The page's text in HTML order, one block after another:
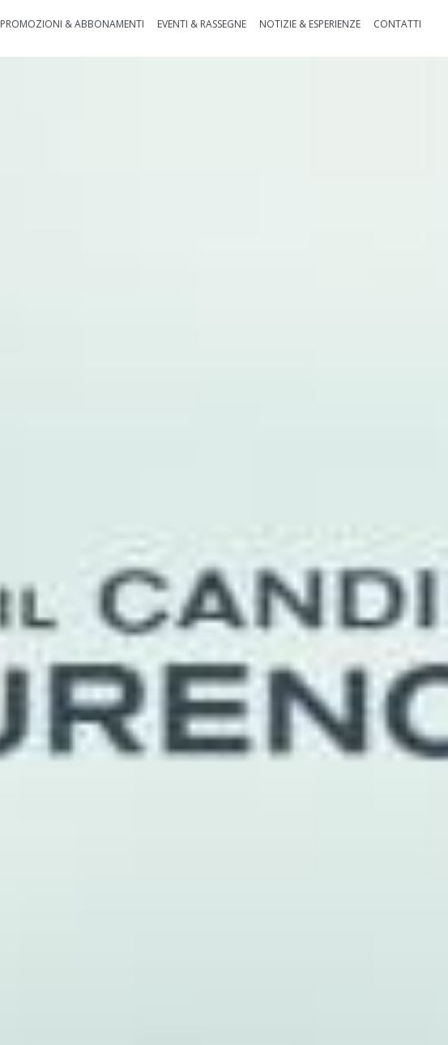
PROMOZIONI & ABBONAMENTI EVENTI & RASSEGNE NOTIZIE & ESPERIENZE CONTATTI